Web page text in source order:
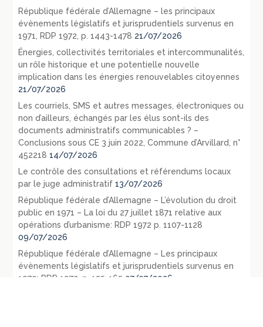
République fédérale d’Allemagne – les principaux
évènements législatifs et jurisprudentiels survenus en
1971, RDP 1972, p. 1443-1478 21/07/2026
Énergies, collectivités territoriales et intercommunalités,
un rôle historique et une potentielle nouvelle
implication dans les énergies renouvelables citoyennes
21/07/2026
Les courriels, SMS et autres messages, électroniques ou
non d’ailleurs, échangés par les élus sont-ils des
documents administratifs communicables ? –
Conclusions sous CE 3 juin 2022, Commune d’Arvillard, n°
452218 14/07/2026
Le contrôle des consultations et référendums locaux
par le juge administratif 13/07/2026
République fédérale d’Allemagne – L’évolution du droit
public en 1971 – La loi du 27 juillet 1871 relative aux
opérations d’urbanisme: RDP 1972 p. 1107-1128
09/07/2026
République fédérale d’Allemagne – Les principaux
évènements législatifs et jurisprudentiels survenus en
1970: RDP 1972, p. 135-165 07/07/2026